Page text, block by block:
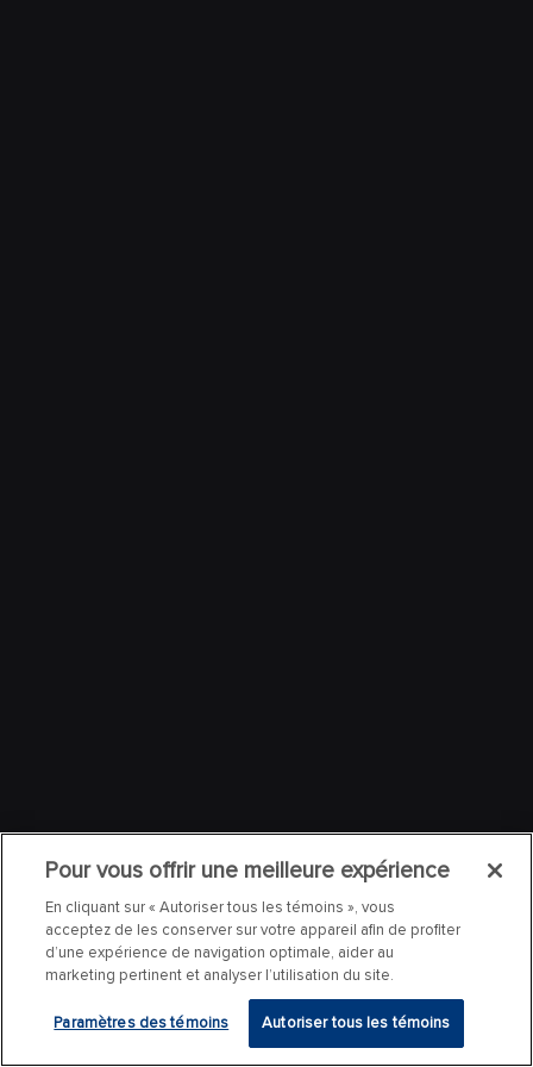
Pour vous offrir une meilleure expérience
En cliquant sur « Autoriser tous les témoins », vous
acceptez de les conserver sur votre appareil afin de profiter
d’une expérience de navigation optimale, aider au
marketing pertinent et analyser l’utilisation du site.
Paramètres des témoins Autoriser tous les témoins